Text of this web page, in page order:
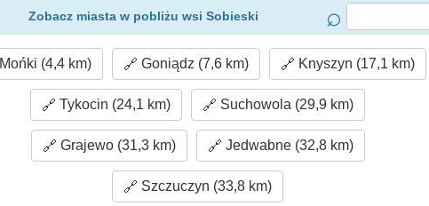
Zobacz miasta w pobliżu wsi Sobieski
Mońki (4,4 km) Goniądz (7,6 km) Knyszyn (17,1 km)
Tykocin (24,1 km) Suchowola (29,9 km)
Grajewo (31,3 km) Jedwabne (32,8 km)
Szczuczyn (33,8 km)